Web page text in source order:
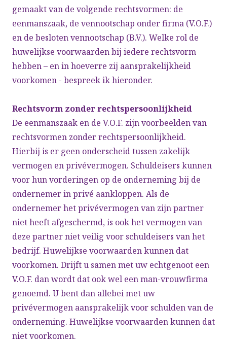
gemaakt van de volgende rechtsvormen: de
eenmanszaak, de vennootschap onder firma (V.O.F.)
en de besloten vennootschap (B.V.). Welke rol de
huwelijkse voorwaarden bij iedere rechtsvorm
hebben – en in hoeverre zij aansprakelijkheid
voorkomen - bespreek ik hieronder.
Rechtsvorm zonder rechtspersoonlijkheid
De eenmanszaak en de V.O.F. zijn voorbeelden van
rechtsvormen zonder rechtspersoonlijkheid.
Hierbij is er geen onderscheid tussen zakelijk
vermogen en privévermogen. Schuldeisers kunnen
voor hun vorderingen op de onderneming bij de
ondernemer in privé aankloppen. Als de
ondernemer het privévermogen van zijn partner
niet heeft afgeschermd, is ook het vermogen van
deze partner niet veilig voor schuldeisers van het
bedrijf. Huwelijkse voorwaarden kunnen dat
voorkomen. Drijft u samen met uw echtgenoot een
V.O.F. dan wordt dat ook wel een man-vrouwfirma
genoemd. U bent dan allebei met uw
privévermogen aansprakelijk voor schulden van de
onderneming. Huwelijkse voorwaarden kunnen dat
niet voorkomen.